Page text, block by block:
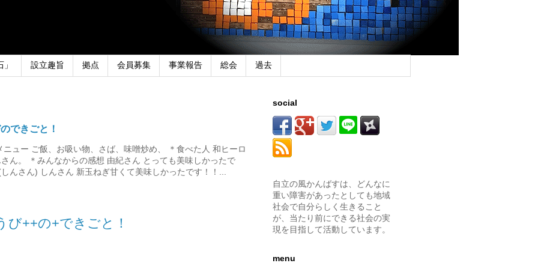
設立趣旨 拠点 会員募集 事業報告 総会 過去
できごと！
ュー ご飯、お吸い物、さば、味噌炒め、 ＊食べた人 和ヒーロ
ん。 ＊みんなからの感想 由紀さん とっても美味しかったで
んさん) しんさん 新玉ねぎ甘くて美味しかったです！！...
++の+できごと！
social
自立の風かんばすは、どんなに
重い障害があったとしても地域
社会で自分らしく生きること
が、当たり前にできる社会の実
現を目指して活動しています。
menu